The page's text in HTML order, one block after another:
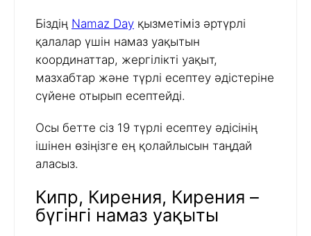
Біздің Namaz Day қызметіміз әртүрлі
қалалар үшін намаз уақытын
координаттар, жергілікті уақыт,
мазхабтар және түрлі есептеу әдістеріне
сүйене отырып есептейді.
Осы бетте сіз 19 түрлі есептеу әдісінің
ішінен өзіңізге ең қолайлысын таңдай
аласыз.
Кипр, Кирения, Кирения –
бүгінгі намаз уақыты